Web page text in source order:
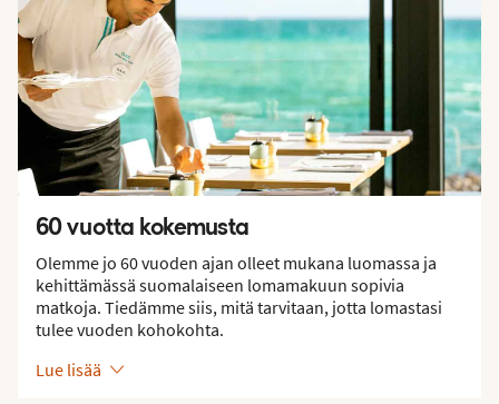
60 vuotta kokemusta
Olemme jo 60 vuoden ajan olleet mukana luomassa ja
kehittämässä suomalaiseen lomamakuun sopivia
matkoja. Tiedämme siis, mitä tarvitaan, jotta lomastasi
tulee vuoden kohokohta.
Lue lisää